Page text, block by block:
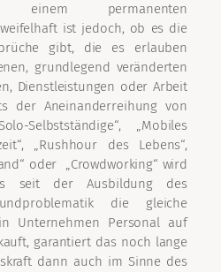
einem permanenten
ist jedoch, ob es die
gibt, die es erlauben
grundlegend veränderten
Dienstleistungen oder Arbeit
der Aneinanderreihung von
Selbstständige“, „Mobiles
„Rushhour des Lebens“,
oder „Crowdworking“ wird
seit der Ausbildung des
die gleiche
Unternehmen Personal auf
garantiert das noch lange
dann auch im Sinne des